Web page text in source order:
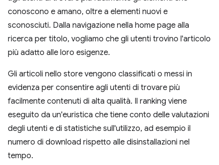
conoscono e amano, oltre a elementi nuovi e
sconosciuti. Dalla navigazione nella home page alla
ricerca per titolo, vogliamo che gli utenti trovino l'articolo
più adatto alle loro esigenze.
Gli articoli nello store vengono classificati o messi in
evidenza per consentire agli utenti di trovare più
facilmente contenuti di alta qualità. Il ranking viene
eseguito da un'euristica che tiene conto delle valutazioni
degli utenti e di statistiche sull'utilizzo, ad esempio il
numero di download rispetto alle disinstallazioni nel
tempo.